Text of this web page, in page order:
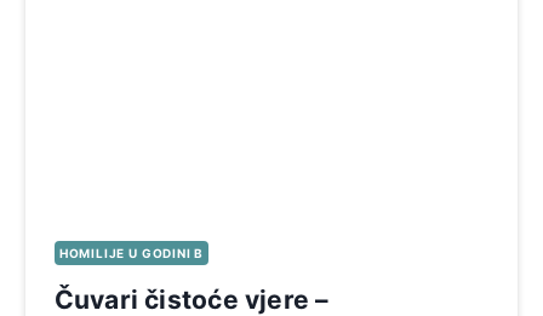
HOMILIJE U GODINI B
Čuvari čistoće vjere –